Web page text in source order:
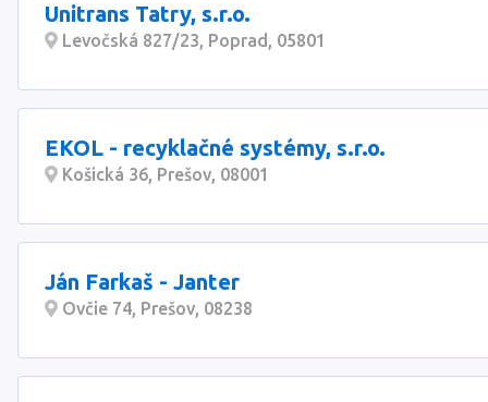
Unitrans Tatry, s.r.o.
Levočská 827/23, Poprad, 05801
EKOL - recyklačné systémy, s.r.o.
Košická 36, Prešov, 08001
Ján Farkaš - Janter
Ovčie 74, Prešov, 08238